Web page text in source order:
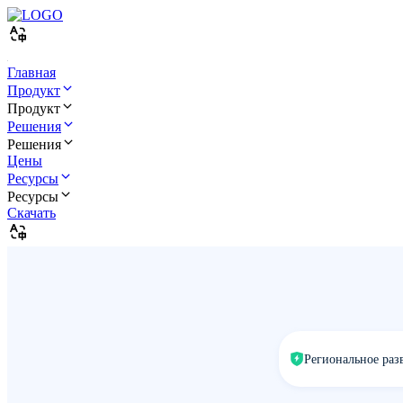
Главная
Продукт
Продукт
Решения
Решения
Цены
Ресурсы
Ресурсы
Скачать
Региональное